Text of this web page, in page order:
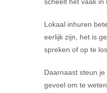
Lokaal inhuren
eerlijk zijn, het is
spreken of op te
Daarnaast steun
gevoel om te